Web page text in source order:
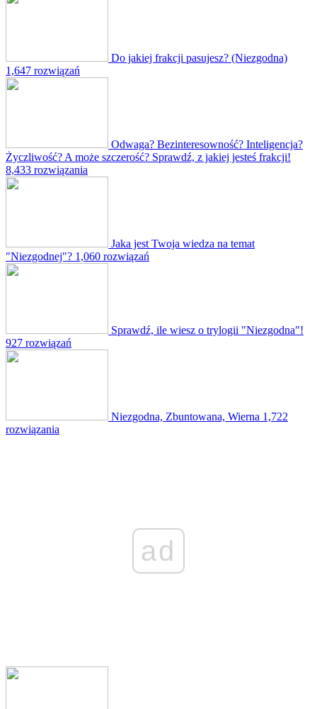
Do jakiej frakcji pasujesz? (Niezgodna)
1,647 rozwiązań
Odwaga? Bezinteresowność? Inteligencja?
Życzliwość? A może szczerość? Sprawdź, z jakiej jesteś frakcji!
8,433 rozwiązania
Jaka jest Twoja wiedza na temat
"Niezgodnej"? 1,060 rozwiązań
Sprawdź, ile wiesz o trylogii "Niezgodna"!
927 rozwiązań
Niezgodna, Zbuntowana, Wierna 1,722
rozwiązania
ad